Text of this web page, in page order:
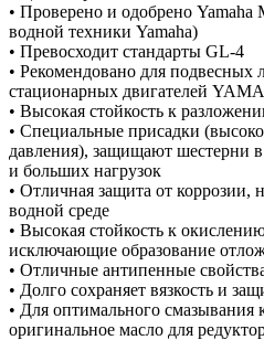
• Проверено и одобрено Yamaha
водной техники Yamaha)
• Превосходит стандарты GL-4
• Рекомендовано для подвесных
стационарных двигателей
• Высокая стойкость к
• Специальные присадки
давления), защищают шестерни
и больших нагрузок
• Отличная защита от коррозии,
водной среде
• Высокая стойкость к
исключающие образование
• Отличные антипенные
• Долго сохраняет вязкость и
• Для оптимального смазывания
оригинальное масло для